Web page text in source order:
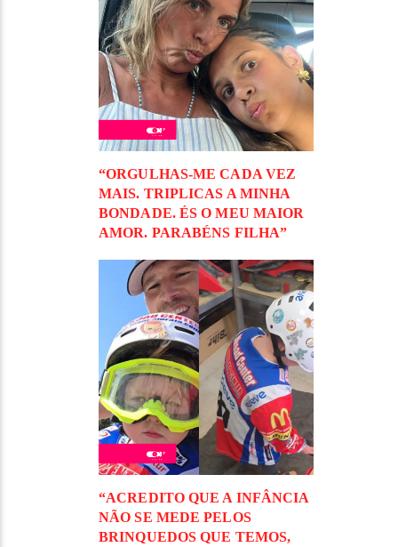
“ORGULHAS-ME CADA VEZ
MAIS. TRIPLICAS A MINHA
BONDADE. ÉS O MEU MAIOR
AMOR. PARABÉNS FILHA”
“ACREDITO QUE A INFÂNCIA
NÃO SE MEDE PELOS
BRINQUEDOS QUE TEMOS,